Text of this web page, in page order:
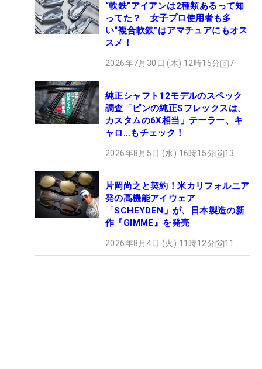
“軟鉄”アイアンは2種類あるって知
ってた？ 女子プロ使用者も多
い“複合軟鉄”はアマチュアにもオス
スメ！
2026年7月30日 (木) 12時15分 7
純正シャフト12モデルのスペック
調査「ピンの純正Sフレックスは、
カスタムの6X相当」テーラー、キ
ャロ…もチェック！
2026年8月5日 (水) 16時15分 13
片岡尚之と契約！米カリフォルニア
発の高機能アイウェア
「SCHEYDEN」が、日本製造の新
作『GIMME』を発売
2026年8月4日 (火) 11時12分 11